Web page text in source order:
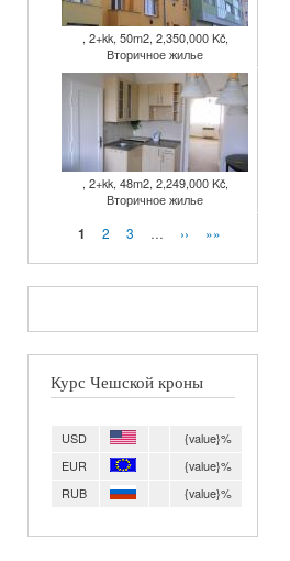
, 2+kk, 50m2, 2,350,000 Kč,
Вторичное жилье
, 2+kk, 48m2, 2,249,000 Kč,
Вторичное жилье
Страницы
1 2 3 … ›› »»
Курс Чешской кроны
USD
{value}%
EUR
{value}%
RUB
{value}%